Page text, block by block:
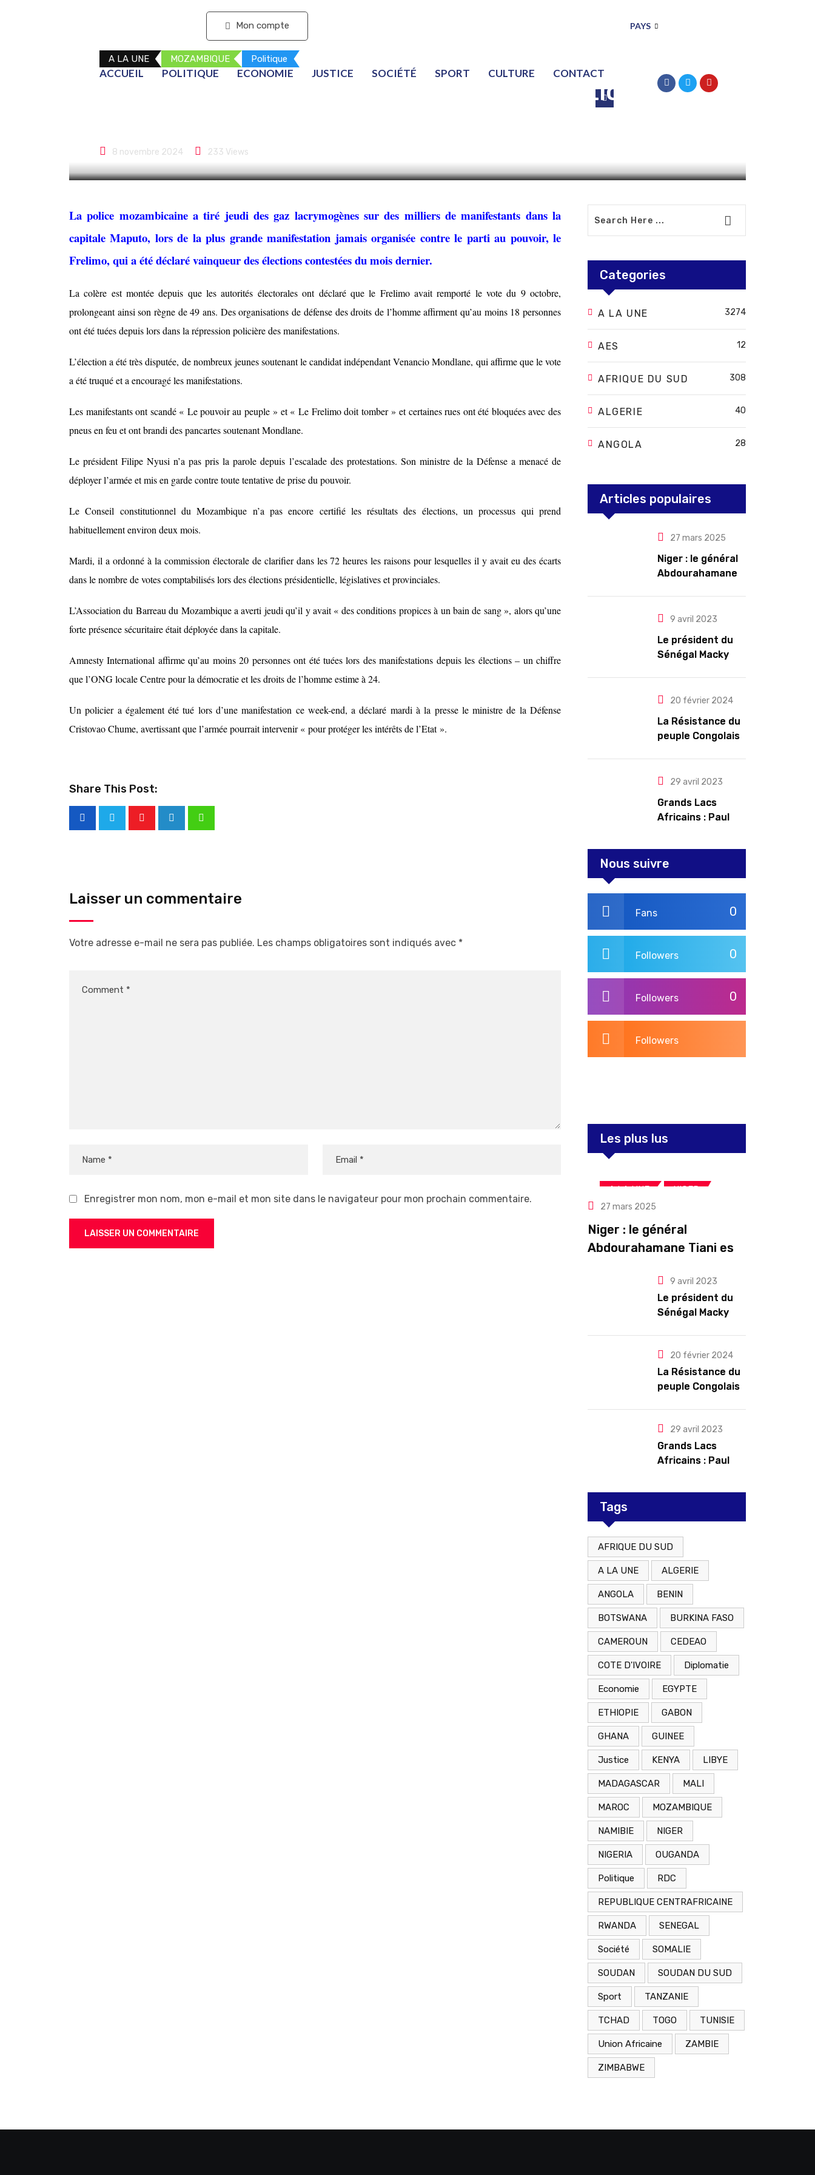
Mon compte PAYS
ACCUEIL POLITIQUE ECONOMIE JUSTICE SOCIÉTÉ SPORT CULTURE CONTACT
A LA UNE MOZAMBIQUE Politique
Mozambique : le mouvement de protestation
8 novembre 2024 233 Views
La police mozambicaine a tiré jeudi des gaz lacrymogènes sur des milliers de manifestants dans la
capitale Maputo, lors de la plus grande manifestation jamais organisée contre le parti au pouvoir, le
Frelimo, qui a été déclaré vainqueur des élections contestées du mois dernier.
La colère est montée depuis que les autorités électorales ont déclaré que le Frelimo avait remporté le vote du 9 octobre,
prolongeant ainsi son règne de 49 ans. Des organisations de défense des droits de l’homme affirment qu’au moins 18 personnes
ont été tuées depuis lors dans la répression policière des manifestations.
L’élection a été très disputée, de nombreux jeunes soutenant le candidat indépendant Venancio Mondlane, qui affirme que le vote
a été truqué et a encouragé les manifestations.
Les manifestants ont scandé « Le pouvoir au peuple » et « Le Frelimo doit tomber » et certaines rues ont été bloquées avec des
pneus en feu et ont brandi des pancartes soutenant Mondlane.
Le président Filipe Nyusi n’a pas pris la parole depuis l’escalade des protestations. Son ministre de la Défense a menacé de
déployer l’armée et mis en garde contre toute tentative de prise du pouvoir.
Le Conseil constitutionnel du Mozambique n’a pas encore certifié les résultats des élections, un processus qui prend
habituellement environ deux mois.
Mardi, il a ordonné à la commission électorale de clarifier dans les 72 heures les raisons pour lesquelles il y avait eu des écarts
dans le nombre de votes comptabilisés lors des élections présidentielle, législatives et provinciales.
L’Association du Barreau du Mozambique a averti jeudi qu’il y avait « des conditions propices à un bain de sang », alors qu’une
forte présence sécuritaire était déployée dans la capitale.
Amnesty International affirme qu’au moins 20 personnes ont été tuées lors des manifestations depuis les élections – un chiffre
que l’ONG locale Centre pour la démocratie et les droits de l’homme estime à 24.
Un policier a également été tué lors d’une manifestation ce week-end, a déclaré mardi à la presse le ministre de la Défense
Cristovao Chume, avertissant que l’armée pourrait intervenir « pour protéger les intérêts de l’Etat ».
Share This Post:
Laisser un commentaire
Votre adresse e-mail ne sera pas publiée. Les champs obligatoires sont indiqués avec *
Enregistrer mon nom, mon e-mail et mon site dans le navigateur pour mon prochain commentaire.
Categories
A LA UNE 3274
AES 12
AFRIQUE DU SUD 308
ALGERIE 40
ANGOLA 28
Articles populaires
27 mars 2025
Niger : le général
Abdourahamane
investi président
renouvelables
9 avril 2023
Le président du
Sénégal Macky
l’arrêt des
20 février 2024
La Résistance du
peuple Congolais
par le Rwanda
29 avril 2023
Grands Lacs
Africains : Paul
redorer le blason
Nous suivre
0
Fans
0
Followers
0
Followers
Followers
Les plus lus
A LA UNE NIGER
Politique
27 mars 2025
Niger : le général
Abdourahamane Tiani est
président pour cinq ans
renouvelables
9 avril 2023
Le président du
Sénégal Macky
l’arrêt des
troubles
20 février 2024
La Résistance du
peuple Congolais
par le Rwanda
29 avril 2023
Grands Lacs
Africains : Paul
redorer le blason
Tags
AFRIQUE DU SUD
A LA UNE ALGERIE
ANGOLA BENIN
BOTSWANA BURKINA FASO
CAMEROUN CEDEAO
COTE D'IVOIRE Diplomatie
Economie EGYPTE
ETHIOPIE GABON
GHANA GUINEE
Justice KENYA LIBYE
MADAGASCAR MALI
MAROC MOZAMBIQUE
NAMIBIE NIGER
NIGERIA OUGANDA
Politique RDC
REPUBLIQUE CENTRAFRICAINE
RWANDA SENEGAL
Société SOMALIE
SOUDAN SOUDAN DU SUD
Sport TANZANIE
TCHAD TOGO TUNISIE
Union Africaine ZAMBIE
ZIMBABWE